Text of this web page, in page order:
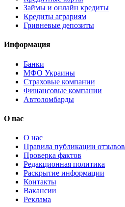
Займы и онлайн кредиты
Кредиты аграриям
Гривневые депозиты
Информация
Банки
МФО Украины
Страховые компании
Финансовые компании
Автоломбарды
О нас
О нас
Правила публикации отзывов
Проверка фактов
Редакционная политика
Раскрытие информации
Контакты
Вакансии
Реклама